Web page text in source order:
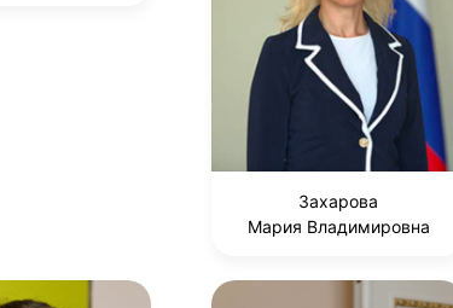
Захарова
Мария Владимировна